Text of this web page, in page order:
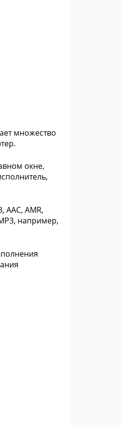
множество
окне,
AMR,
например,